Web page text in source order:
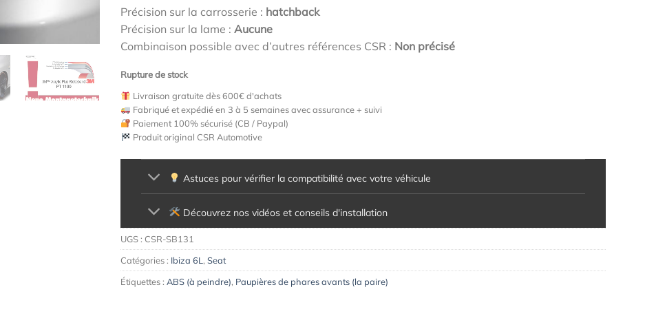
Précision sur la carrosserie : hatchback
Précision sur la lame : Aucune
Combinaison possible avec d’autres références CSR : Non précisé
Rupture de stock
Livraison gratuite dès 600€ d'achats
Fabriqué et expédié en 3 à 5 semaines avec assurance + suivi
Paiement 100% sécurisé (CB / Paypal)
Produit original CSR Automotive
Astuces pour vérifier la compatibilité avec votre véhicule
Découvrez nos vidéos et conseils d'installation
UGS : CSR-SB131
Catégories : Ibiza 6L, Seat
Étiquettes : ABS (à peindre), Paupières de phares avants (la paire)